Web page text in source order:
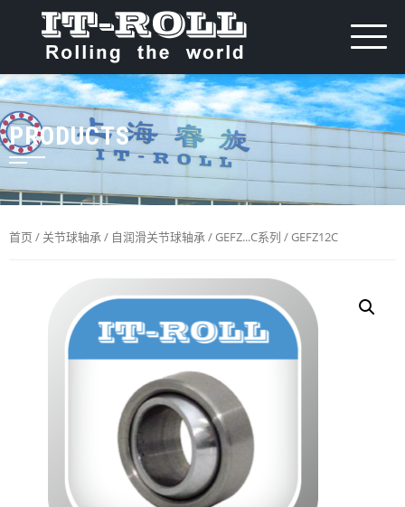
PRODUCTS
首页 / 关节球轴承/ 自润滑关节球轴承/GEFZ...C系列 / GEFZ12C